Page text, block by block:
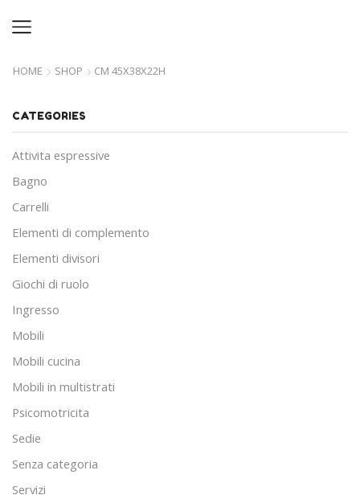
HOME SHOP CM 45X38X22H
CATEGORIES
Attivita espressive
Bagno
Carrelli
Elementi di complemento
Elementi divisori
Giochi di ruolo
Ingresso
Mobili
Mobili cucina
Mobili in multistrati
Psicomotricita
Sedie
Senza categoria
Servizi